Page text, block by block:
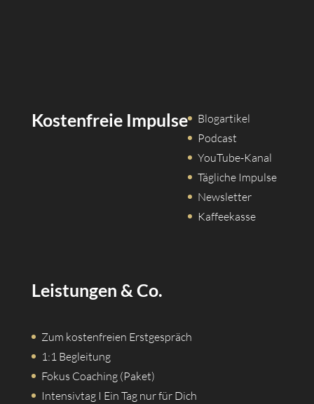
Kostenfreie Impulse
Blogartikel
Podcast
YouTube-Kanal
Tägliche Impulse
Newsletter
Kaffeekasse
Leistungen & Co.
Zum kostenfreien Erstgespräch
1:1 Begleitung
Fokus Coaching (Paket)
Intensivtag I Ein Tag nur für Dich